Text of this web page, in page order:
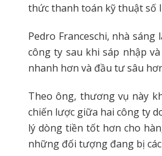
thức thanh toán kỹ thuật số
Pedro Franceschi, nhà
công ty sau khi sáp nhập
nhanh hơn và đầu tư sâu
Theo ông, thương vụ này
chiến lược giữa hai công ty
lý dòng tiền tốt hơn cho
những đối tượng đang bị